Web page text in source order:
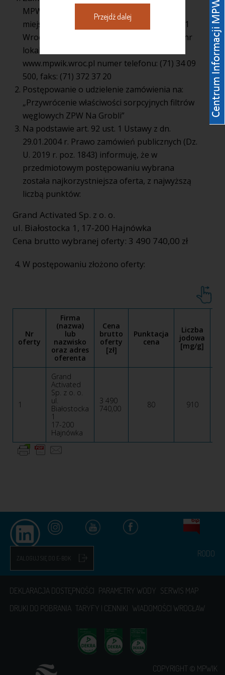
MPWiK S.A. REGON: 930155369 kod,
miejscowość, województwo, powiat: 50 – 421
Wrocław, woj. dolnośląskie, ulica, nr domu, nr
lokalu: ul. Na Grobli 19, internet:
www.mpwik.wroc.pl numer telefonu: (71) 34 09
500, faks: (71) 372 37 20
Postępowanie o udzielenie zamówienia na:
„Przywrócenie właściwości sorpcyjnych filtrów
węglowych ZPW Na Grobli”
Na podstawie art. 92 ust. 1 Ustawy z dn.
29.01.2004 r. Prawo zamówień publicznych (Dz.
U. 2019 r. poz. 1843) informuję, że w
przedmiotowym postępowaniu wybrana
została najkorzystniejsza oferta, z najwyższą
liczbą punktów:
Grand Activated Sp. z o. o.
ul. Białostocka 1, 17-200 Hajnówka
Cena brutto wybranej oferty: 3 490 740,00 zł
W postępowaniu złożono oferty:
Nr
oferty
Firma
(nazwa)
lub
nazwisko
oraz adres
oferenta
Cena
brutto
oferty
[zł]
Punktacja
cena
Liczba
jodowa
[mg/g]
1
Grand
Activated
Sp. z o. o.
ul.
Białostocka
1
17-200
Hajnówka
3 490
740,00
80 910
Przejdź dalej
ZALOGUJ SIĘ DO E-BOK
DEKLARACJA DOSTĘPNOŚCI PARAMETRY WODY SERWIS MAP
DRUKI DO POBRANIA TARYFY I CENNIKI WIADOMOŚCI WROCŁAW
RODO
COPYRIGHT © MPWIK